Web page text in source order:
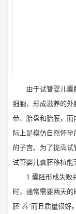
由于试管婴儿囊胚
细胞，形成滋养的
带、胎盘和胎膜，
际上是模仿自然怀
的子宫。为了提高
试管婴儿囊胚移植能
1.囊胚形成失败并
时，通常需要两天
胚“养”而且质量很好。